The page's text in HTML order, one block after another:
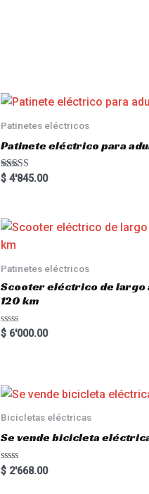
Patinetes eléctricos
Patinete eléctrico para
Rated
5.00
$ 4'845.00
Patinetes eléctricos
Scooter eléctrico de largo
120 km
R
a
o
u
o
f
5
$ 6'000.00
Bicicletas eléctricas
Se vende bicicleta
R
a
$ 2'668.00